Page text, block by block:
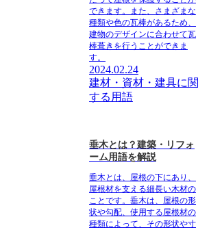
できます。また、さまざまな
種類や色の瓦棒があるため、
建物のデザインに合わせて瓦
棒葺きを行うことができま
す。
2024.02.24
建材・資材・建具に関
する用語
垂木とは？建築・リフォ
ーム用語を解説
垂木とは、屋根の下にあり、
屋根材を支える細長い木材の
ことです。垂木は、屋根の形
状や勾配、使用する屋根材の
種類によって、その形状や寸